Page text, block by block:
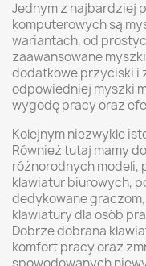
Jednym z najbardziej
komputerowych są
wariantach, od
zaawansowane
dodatkowe przyciski i
odpowiedniej myszki
wygodę pracy oraz
Kolejnym niezwykle
Również tutaj mamy
różnorodnych modeli,
klawiatur biurowych,
dedykowane
klawiatury dla osób
Dobrze dobrana
komfort pracy oraz